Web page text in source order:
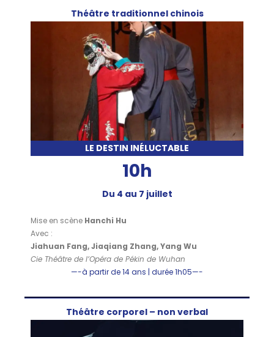
Théâtre traditionnel chinois
LE DESTIN INÉLUCTABLE
10h
Du 4 au 7 juillet
Mise en scène Hanchi Hu
Avec :
Jiahuan Fang, Jiaqiang Zhang, Yang Wu
Cie Théâtre de l’Opéra de Pékin de Wuhan
—-à partir de 14 ans | durée 1h05—-
Théâtre corporel – non verbal